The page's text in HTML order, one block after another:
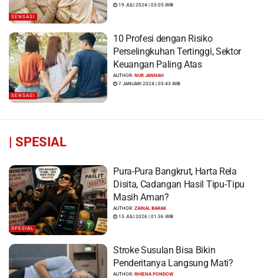
SENSASI
19 JULI 2024 | 03:05 WIB
SENSASI
10 Profesi dengan Risiko
Perselingkuhan Tertinggi, Sektor
Keuangan Paling Atas
AUTHOR:NUR JANNAH
7 JANUARI 2024 | 03:43 WIB
| SPESIAL
SPESIAL
Pura-Pura Bangkrut, Harta Rela
Disita, Cadangan Hasil Tipu-Tipu
Masih Aman?
AUTHOR:ZAINAL BARAK
13 JULI 2026 | 01:36 WIB
Stroke Susulan Bisa Bikin
Penderitanya Langsung Mati?
AUTHOR:RHIENA PONDOW